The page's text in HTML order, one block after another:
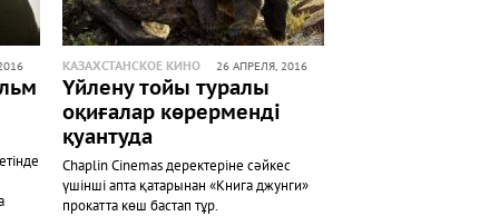
КАЗАХСТАНСКОЕ КИНО 26 АПРЕЛЯ, 2016
Үйлену тойы туралы
оқиғалар көрерменді
қуантуда
Chaplin Cinemas деректеріне сәйкес
үшінші апта қатарынан «Книга джунги»
прокатта көш бастап тұр.